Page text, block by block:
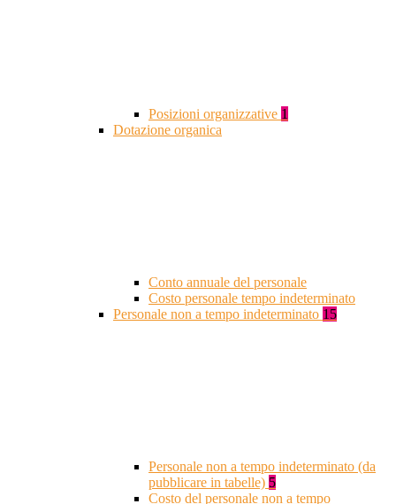
Posizioni organizzative 1
Dotazione organica
Conto annuale del personale
Costo personale tempo indeterminato
Personale non a tempo indeterminato 15
Personale non a tempo indeterminato (da
pubblicare in tabelle) 5
Costo del personale non a tempo